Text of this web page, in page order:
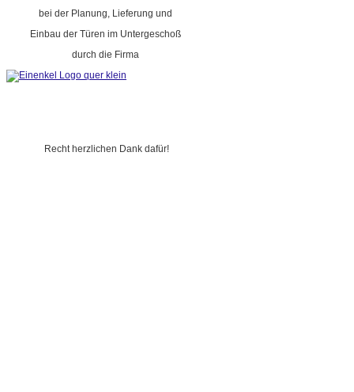
bei der Planung, Lieferung und
Einbau der Türen im Untergeschoß
durch die Firma
Recht herzlichen Dank dafür!